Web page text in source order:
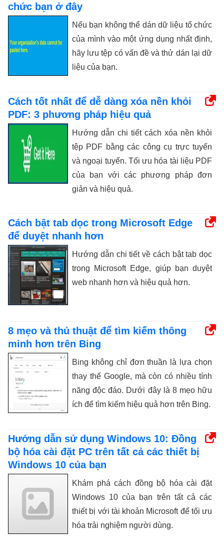
chức bạn ở đây
Nếu bạn không thể dán dữ liệu tổ chức
của mình vào một ứng dụng nhất định,
hãy lưu tệp có vấn đề và thử dán lại dữ
liệu của bạn.
Cách tốt nhất để dễ dàng xóa nền khỏi
PDF: 3 phương pháp hiệu quả
Hướng dẫn chi tiết cách xóa nền khỏi
tệp PDF bằng các công cụ trực tuyến
và ngoại tuyến. Tối ưu hóa tài liệu PDF
của bạn với các phương pháp đơn
giản và hiệu quả.
Cách bật tab dọc trong Microsoft Edge
để duyệt nhanh hơn
Hướng dẫn chi tiết về cách bật tab dọc
trong Microsoft Edge, giúp bạn duyệt
web nhanh hơn và hiệu quả hơn.
8 mẹo và thủ thuật để tìm kiếm thông
minh hơn trên Bing
Bing không chỉ đơn thuần là lựa chọn
thay thế Google, mà còn có nhiều tính
năng độc đáo. Dưới đây là 8 mẹo hữu
ích để tìm kiếm hiệu quả hơn trên Bing.
Hướng dẫn sử dụng Windows 10: Đồng
bộ hóa cài đặt PC trên tất cả các thiết bị
Windows 10 của bạn
Khám phá cách đồng bộ hóa cài đặt
Windows 10 của bạn trên tất cả các
thiết bị với tài khoản Microsoft để tối ưu
hóa trải nghiệm người dùng.